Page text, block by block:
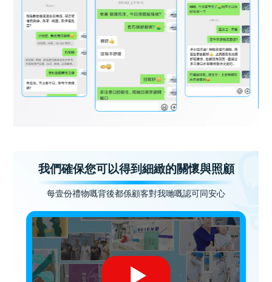
我們確保您可以得到細緻的關懷與照顧
每壹份禮物嘅背後都係顧客對我哋嘅認可同安心